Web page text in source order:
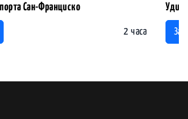
Сан-Франциско
2 часа